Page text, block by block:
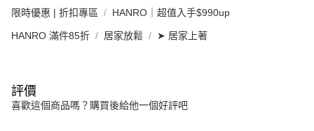
限時優惠 | 折扣專區 HANRO｜超值入手$990up
HANRO 滿件85折 居家放鬆 ➤ 居家上著
評價
喜歡這個商品嗎？購買後給他一個好評吧